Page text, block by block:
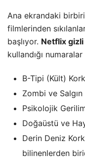
Ana ekrandaki
filmlerinden
başlıyor. Netflix
kullandığı
B-Tipi (Kült)
Zombi ve Salgın
Psikolojik
Doğaüstü ve
Derin Deniz
bilinenlerden